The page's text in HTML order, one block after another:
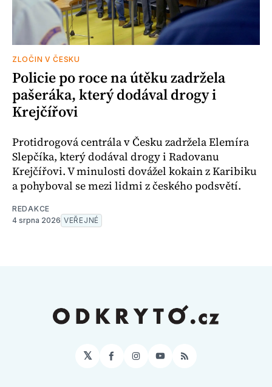
ZLOČIN V ČESKU
Policie po roce na útěku zadržela
pašeráka, který dodával drogy i
Krejčířovi
Protidrogová centrála v Česku zadržela Elemíra
Slepčíka, který dodával drogy i Radovanu
Krejčířovi. V minulosti dovážel kokain z Karibiku
a pohyboval se mezi lidmi z českého podsvětí.
REDAKCE
4 srpna 2026 VEŘEJNÉ
𝕏 Facebook
Instagram
YouTube
RSS